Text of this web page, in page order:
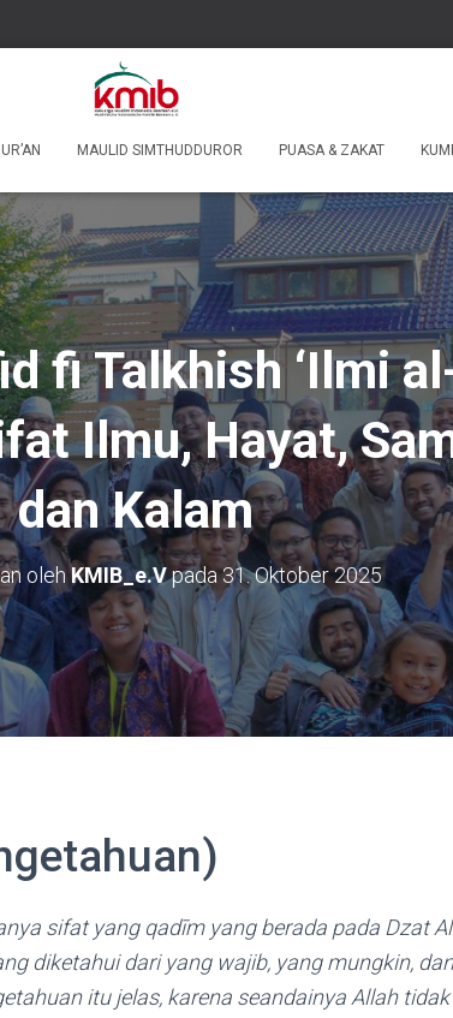
MAULID SIMTHUDDUROR PUASA & ZAKAT
fi Talkhish ‘Ilmi
Ilmu, Hayat,
dan Kalam
olehKMIB_e.Vpada31. Oktober 2025
sifat yang qadīm yang berada pada Dzat
diketahui dari yang wajib, yang mungkin,
itu jelas, karena seandainya Allah